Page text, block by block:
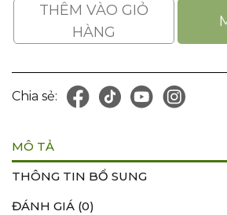
THÊM VÀO GIỎ
HÀNG
Chia sẻ:
MÔ TẢ
THÔNG TIN BỔ SUNG
ĐÁNH GIÁ (0)